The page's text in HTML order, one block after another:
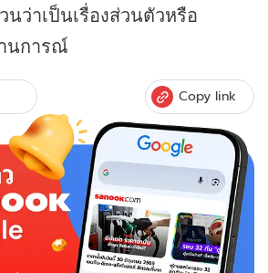
นว่าเป็นเรื่องส่วนตัวหรือ
นการณ์
Copy link